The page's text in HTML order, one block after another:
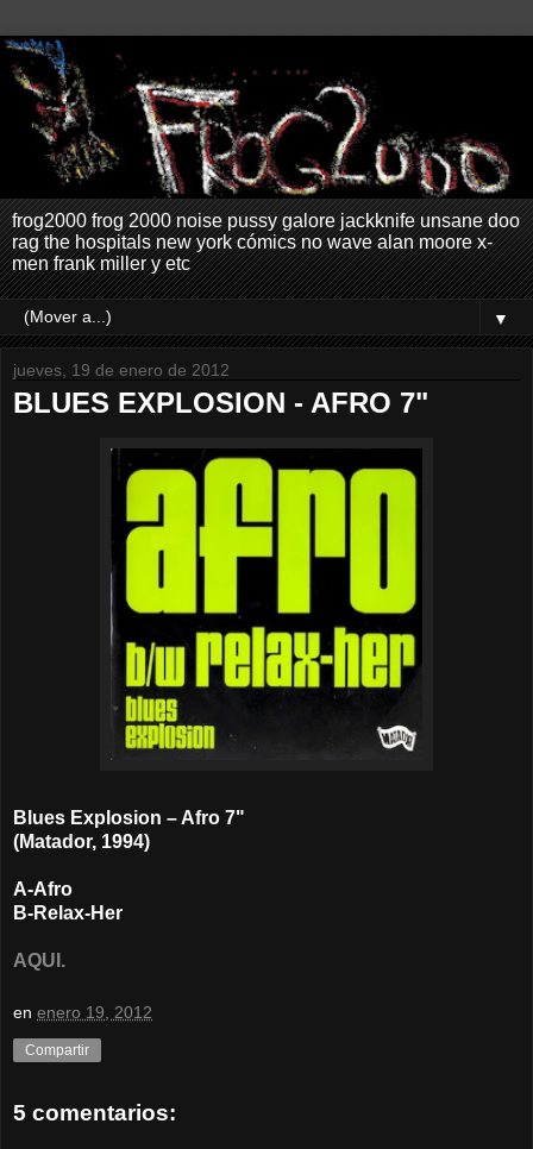
frog2000 frog 2000 noise pussy galore jackknife unsane doo
rag the hospitals new york cómics no wave alan moore x-
men frank miller y etc
▼
jueves, 19 de enero de 2012
BLUES EXPLOSION - AFRO 7"
Blues Explosion – Afro 7"
(Matador, 1994)
A-Afro
B-Relax-Her
AQUI.
en enero 19, 2012
Compartir
5 comentarios: